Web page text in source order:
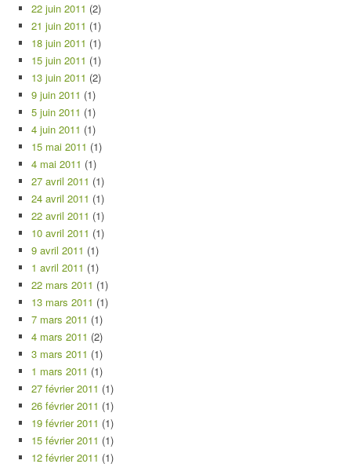
22 juin 2011 (2)
21 juin 2011 (1)
18 juin 2011 (1)
15 juin 2011 (1)
13 juin 2011 (2)
9 juin 2011 (1)
5 juin 2011 (1)
4 juin 2011 (1)
15 mai 2011 (1)
4 mai 2011 (1)
27 avril 2011 (1)
24 avril 2011 (1)
22 avril 2011 (1)
10 avril 2011 (1)
9 avril 2011 (1)
1 avril 2011 (1)
22 mars 2011 (1)
13 mars 2011 (1)
7 mars 2011 (1)
4 mars 2011 (2)
3 mars 2011 (1)
1 mars 2011 (1)
27 février 2011 (1)
26 février 2011 (1)
19 février 2011 (1)
15 février 2011 (1)
12 février 2011 (1)